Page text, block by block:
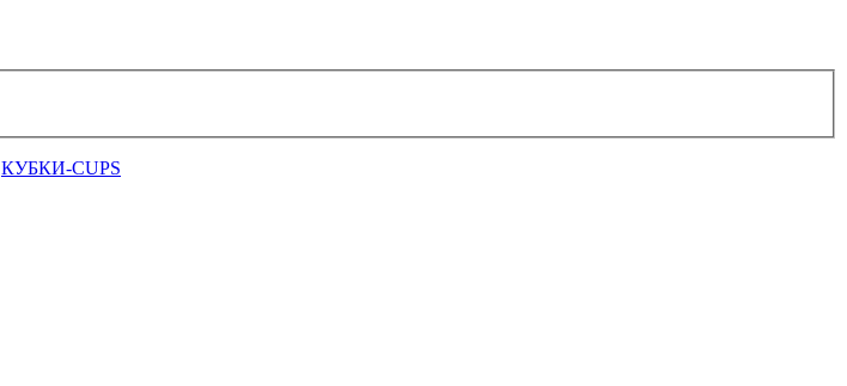
КУБКИ-CUPS